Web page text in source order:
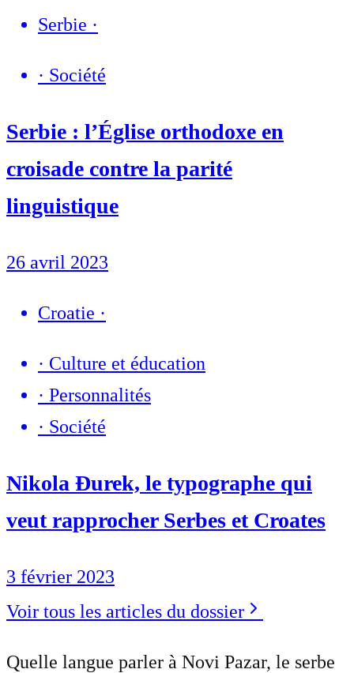
Serbie ·
· Société
Serbie : l’Église orthodoxe en
croisade contre la parité
linguistique
26 avril 2023
Croatie ·
· Culture et éducation
· Personnalités
· Société
Nikola Đurek, le typographe qui
veut rapprocher Serbes et Croates
3 février 2023
Voir tous les articles du dossier
Quelle langue parler à Novi Pazar, le serbe